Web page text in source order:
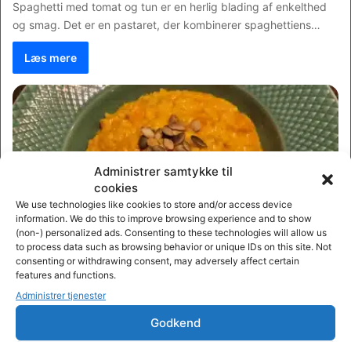
Administrer samtykke til
cookies
We use technologies like cookies to store and/or access device
information. We do this to improve browsing experience and to show
(non-) personalized ads. Consenting to these technologies will allow us
to process data such as browsing behavior or unique IDs on this site. Not
consenting or withdrawing consent, may adversely affect certain
features and functions.
Administrer tjenester
Godkend
Spaghetti med tomat og tun er en herlig blading af enkelthed
og smag. Det er en pastaret, der kombinerer spaghettiens…
Læs mere
Mit italienske køkken
Risotto med græskar
Risotto med græskar er en typisk italiensk ret, som er